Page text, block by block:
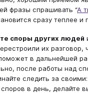
фразы спрашивать “А
сразу теплее и
споры других людей
их разговор,
в дальнейшей
после работы над
следить за
споров в день, делайте